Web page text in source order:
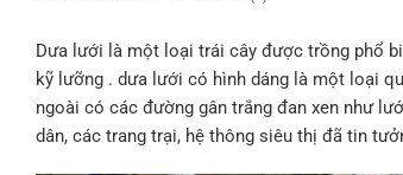
Dưa lưới là một loại trái cây được trồng phổ
kỹ lưỡng . dưa lưới có hình dáng là một loại
ngoài có các đường gân trắng đan xen như
dân, các trang trại, hệ thông siêu thị đã tin